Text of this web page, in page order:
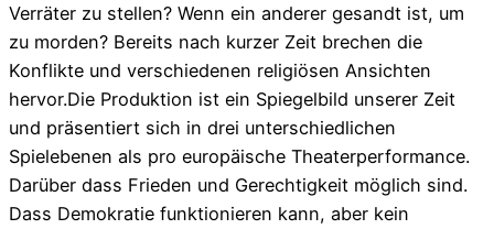
Verräter zu stellen? Wenn ein anderer gesandt ist, um
zu morden? Bereits nach kurzer Zeit brechen die
Konflikte und verschiedenen religiösen Ansichten
hervor.Die Produktion ist ein Spiegelbild unserer Zeit
und präsentiert sich in drei unterschiedlichen
Spielebenen als pro europäische Theaterperformance.
Darüber dass Frieden und Gerechtigkeit möglich sind.
Dass Demokratie funktionieren kann, aber kein